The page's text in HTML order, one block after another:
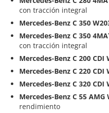
con tracción integral
Mercedes-Benz C 350
Mercedes-Benz C 350
con tracción integral
Mercedes-Benz C 200 CDI
Mercedes-Benz C 220 CDI
Mercedes-Benz C 320 CDI
Mercedes-Benz C 55 AMG
rendimiento